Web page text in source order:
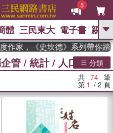
5
GO
東野圭吾 、 高希均教授回憶錄
Odyssey 、 父親節 、 如果歷
國際布克
灣漫遊錄、 方念華 、 台灣的李
數學女孩：黎曼猜想
的迷走神經
體 三民東大 電子書 親子
《史坎德》系列帶你踏上熱
管 / 統計/ 人口統計
分類
共 74 筆
第 1 / 2 頁